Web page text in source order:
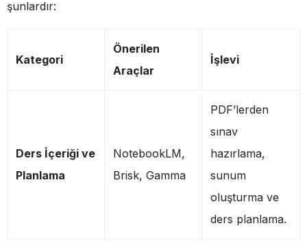
şunlardır:
Kategori
Önerilen
Araçlar
İşlevi
Ders İçeriği ve
Planlama
NotebookLM,
Brisk, Gamma
PDF’lerden
sınav
hazırlama,
sunum
oluşturma ve
ders planlama.